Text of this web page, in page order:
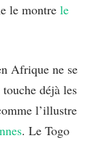
le montre le
Afrique ne se
déjà les
l’illustre
. Le Togo